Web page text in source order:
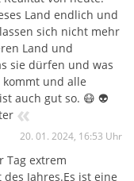
Land endlich und
sich nicht mehr
Land und
sie dürfen und was
kommt und alle
auch gut so. 😷 👽
«
20. 01. 2024, 16:53 Uhr
Tag extrem
Jahres.Es ist eine